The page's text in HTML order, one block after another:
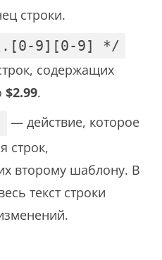
строки.
9][0-9] */
содержащих
$2.99.
— действие, которое
строк,
второму шаблону. В
текст строки